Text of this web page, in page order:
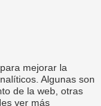
ESTATE. |
mejorar la
Algunas son
de la web, otras
ver más